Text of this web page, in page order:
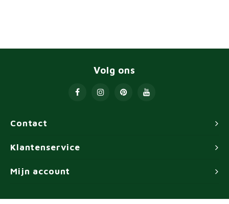
Contact
Volg ons
Klantenservice
Mijn account